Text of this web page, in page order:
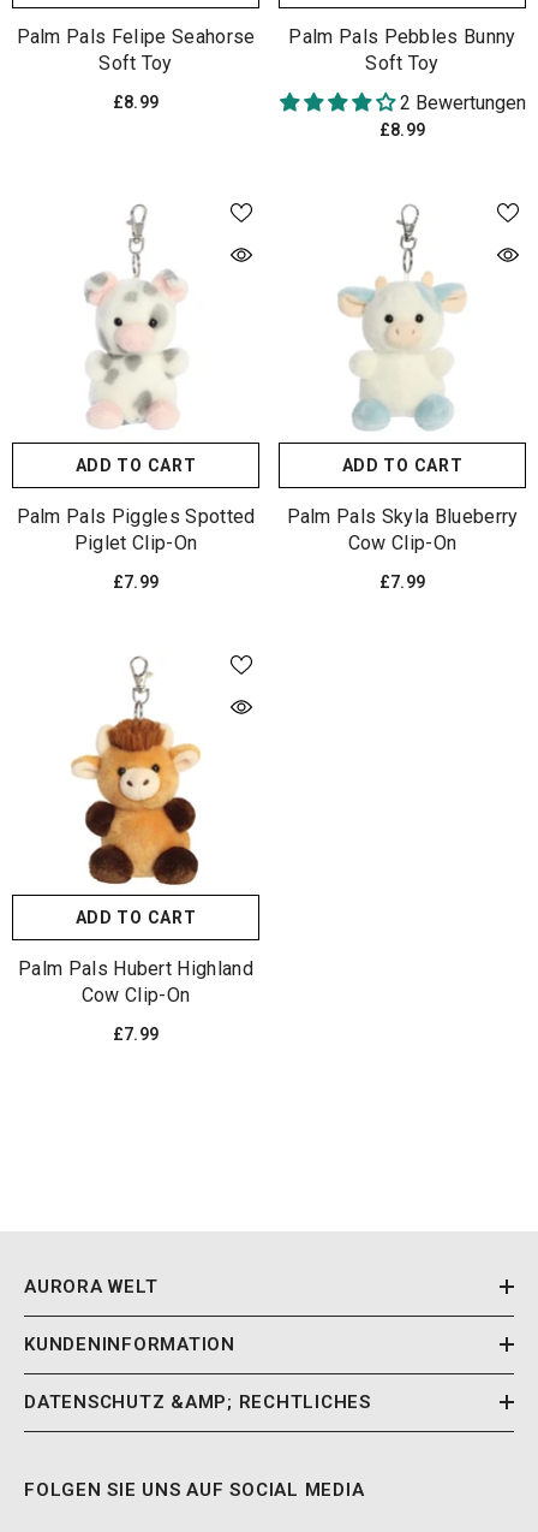
Palm Pals Felipe Seahorse
Soft Toy
£8.99
Palm Pals Pebbles Bunny
Soft Toy
2 Bewertungen
£8.99
ADD TO CART
Palm Pals Piggles Spotted
Piglet Clip-On
£7.99
ADD TO CART
Palm Pals Skyla Blueberry
Cow Clip-On
£7.99
ADD TO CART
Palm Pals Hubert Highland
Cow Clip-On
£7.99
AURORA WELT
KUNDENINFORMATION
DATENSCHUTZ &AMP; RECHTLICHES
FOLGEN SIE UNS AUF SOCIAL MEDIA